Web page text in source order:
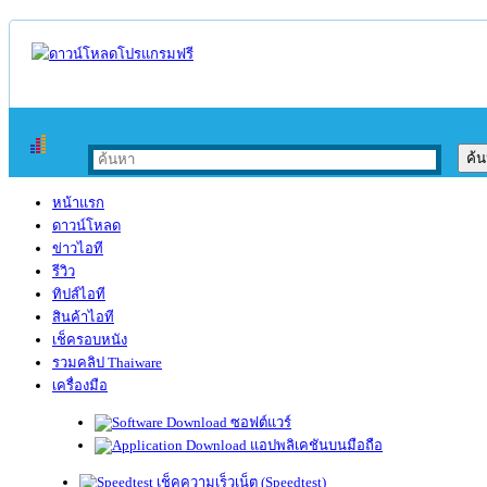
หน้าแรก
ดาวน์โหลด
ข่าวไอที
รีวิว
ทิปส์ไอที
สินค้าไอที
เช็ครอบหนัง
รวมคลิป Thaiware
เครื่องมือ
ซอฟต์แวร์
แอปพลิเคชันบนมือถือ
เช็คความเร็วเน็ต (Speedtest)